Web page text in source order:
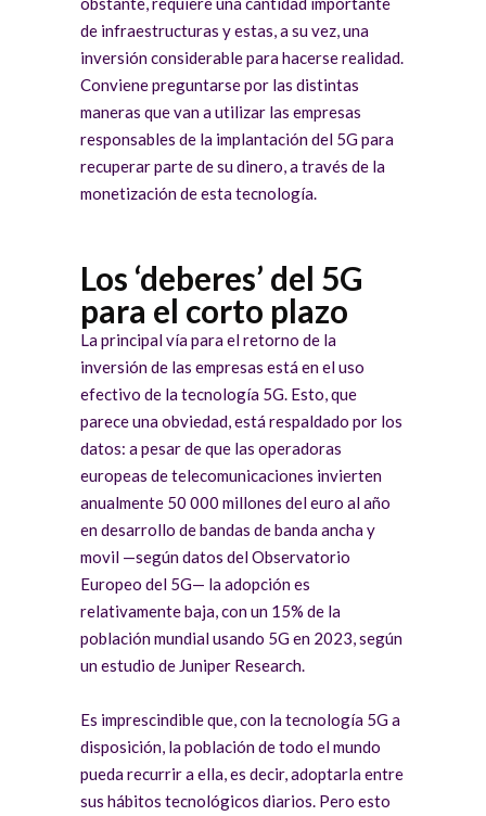
de infraestructuras y estas, a su vez, una
inversión considerable para hacerse realidad.
Conviene preguntarse por las distintas
maneras que van a utilizar las empresas
responsables de la implantación del 5G para
recuperar parte de su dinero, a través de la
monetización de esta tecnología.
Los ‘deberes’ del 5G
para el corto plazo
La principal vía para el retorno de la
inversión de las empresas está en el uso
efectivo de la tecnología 5G. Esto, que
parece una obviedad, está respaldado por los
datos: a pesar de que las operadoras
europeas de telecomunicaciones invierten
anualmente 50 000 millones del euro al año
en desarrollo de bandas de banda ancha y
movil —según datos del Observatorio
Europeo del 5G— la adopción es
relativamente baja, con un 15% de la
población mundial usando 5G en 2023, según
un estudio de Juniper Research.
Es imprescindible que, con la tecnología 5G a
disposición, la población de todo el mundo
pueda recurrir a ella, es decir, adoptarla entre
sus hábitos tecnológicos diarios. Pero esto